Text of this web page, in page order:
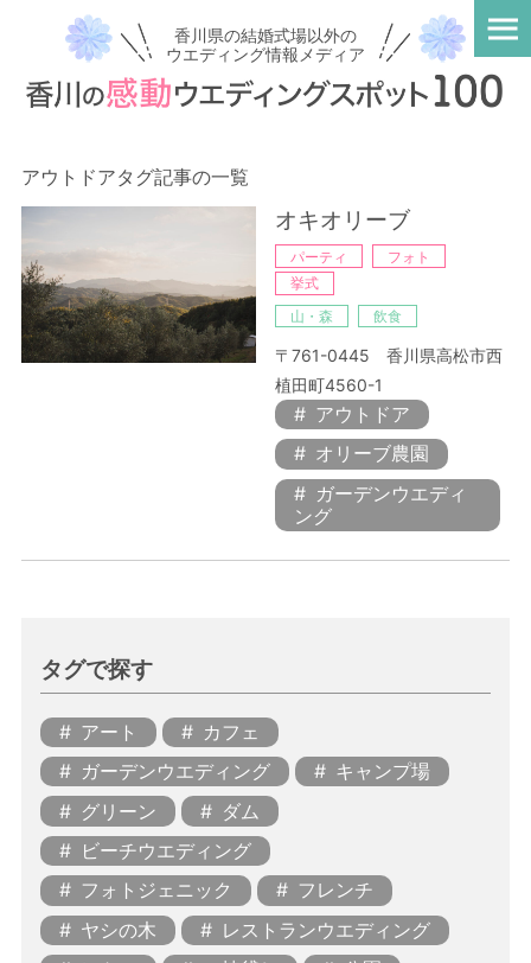
香川県の結婚式場以外の
ウエディング情報メディア
アウトドアタグ記事の一覧
オキオリーブ
パーティ
フォト
挙式
山・森
飲食
〒761-0445 香川県高松市西
植田町4560-1
アウトドア
オリーブ農園
ガーデンウエディ
ング
タグで探す
アート
カフェ
ガーデンウエディング
キャンプ場
グリーン
ダム
ビーチウエディング
フォトジェニック
フレンチ
ヤシの木
レストランウエディング